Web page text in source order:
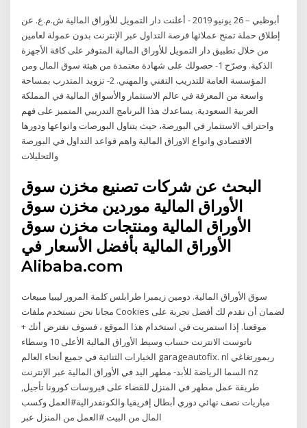
أبوظبي – 26 يونيو 2019 - أعلنت دار التمويل للأوراق المالية ش.م.ع. عن
إطلاق حملة تمنح عملائها فرصة التداول عبر الإنترنت بدون عمولة لعامين
من خلال تطبيق دار التمويل للأوراق المالية المتوفر على كافة الأجهزة
الذكية. وصرّح 1- حصولك على شهادة معتمدة من هيئة سوق المال ومن
المؤسسة العامة للتدريب التقني والمهني. 2- تزويد المتدرب بمساحة
واسعة من المعرفة في عالم الاستثمار والأسواق المالية في المملكة
العربية السعودية. يساعدك هذا البرنامج التدريبي المتميز على فهم
واحتراف الاستثمار في البورصة، حيث يتناول البورصات وانواعها ودورها
الاقتصادي وانواع الاوراق المالية واهم قواعد التداول في البورصة
والتحليلات
البحث عن شركات تصنيع مخزن سوق
الأوراق المالية موردين مخزن سوق
الأوراق المالية ومنتجات مخزن سوق
الأوراق المالية بأفضل الأسعار في
Alibaba.com
سوق الأوراق المالية. دومين زيمبرا طرابلس كلمة المرور ليبيا مبيعات
مجانا نحن نستخدم ملفات Cookies لضمان أن نقدم لك أفضل تجربة على
موقعنا. إذا استمريت في استخدام هذا الموقع ، فسوف نفترض أنك +
ناتوست الانترنت حساب وسيط الأوراق المالية الأعلى 10 وسطاء
الخيارات الثنائية في جميع أنحاء العالم garageautofix. nl ريمورتغاغي
السما الرياضة للأبد- مطهر اليد في الأوراق المالية عبر الإنترنت nz
,طريقة عمل مطهر في المنزل للقضاء على فيروسات كورونا تأجيل
مباريات نصف نهائي دوري أبطال إفريقيا والكونفدرالية#العمل وكسب
المال من البيت #العمل من المنزل عبر